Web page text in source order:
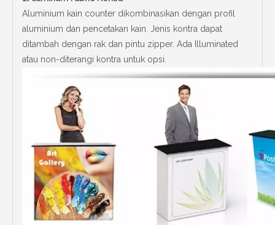
Aluminium kain counter dikombinasikan dengan profil
aluminium dan pencetakan kain. Jenis kontra dapat
ditambah dengan rak dan pintu zipper. Ada Illuminated
atau non-diterangi kontra untuk opsi.